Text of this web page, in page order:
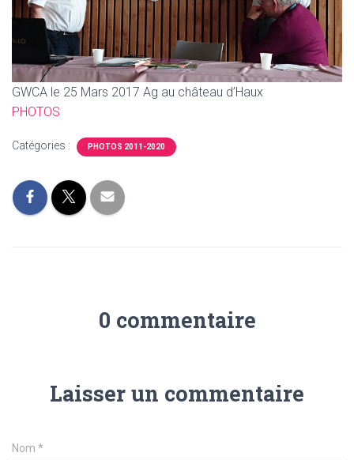
O
N
GWCA le 25 Mars 2017 Ag au château d’Haux
PHOTOS
Catégories : PHOTOS 2011-2020
0 commentaire
Laisser un commentaire
Nom *